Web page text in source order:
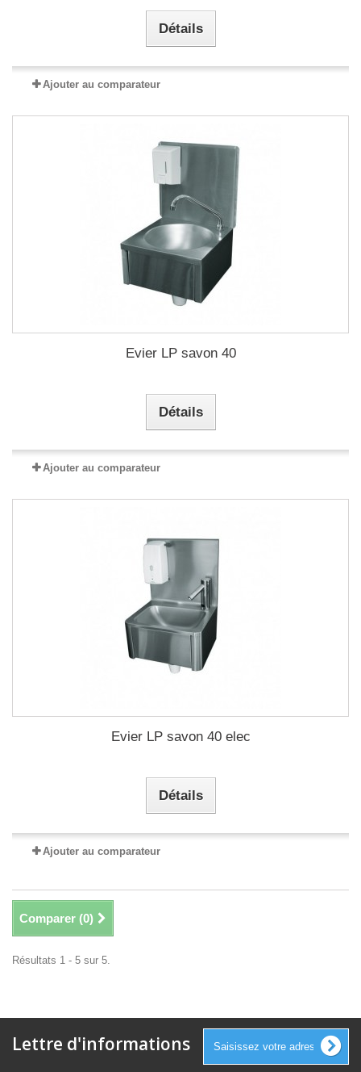
Détails
Ajouter au comparateur
Evier LP savon 40
Détails
Ajouter au comparateur
Evier LP savon 40 elec
Détails
Ajouter au comparateur
Comparer (0)
Résultats 1 - 5 sur 5.
Lettre d'informations